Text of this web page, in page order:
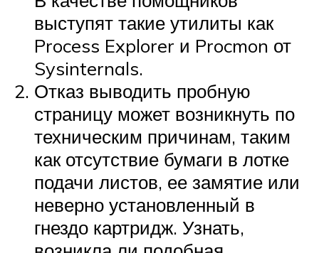
выступят такие утилиты как
Process Explorer и Procmon от
Sysinternals.
Отказ выводить пробную
страницу может возникнуть по
техническим причинам, таким
как отсутствие бумаги в лотке
подачи листов, ее замятие или
неверно установленный в
гнездо картридж. Узнать,